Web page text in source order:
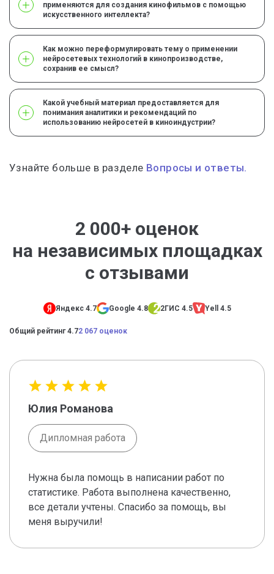
применяются для создания кинофильмов с помощью
искусственного интеллекта?
Как можно переформулировать тему о применении
нейросетевых технологий в кинопроизводстве,
сохранив ее смысл?
Какой учебный материал предоставляется для
понимания аналитики и рекомендаций по
использованию нейросетей в киноиндустрии?
Узнайте больше в разделе Вопросы и ответы.
2 000+ оценок
на независимых площадках
с отзывами
Яндекс 4.7 Google 4.8 2ГИС 4.5 Yell 4.5
Общий рейтинг 4.72 067 оценок
Юлия Романова
Дипломная работа
Нужна была помощь в написании работ по
статистике. Работа выполнена качественно,
все детали учтены. Спасибо за помощь, вы
меня выручили!